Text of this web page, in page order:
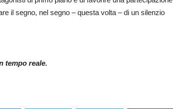
il segno, nel segno – questa volta – di un silenzio
tempo reale.